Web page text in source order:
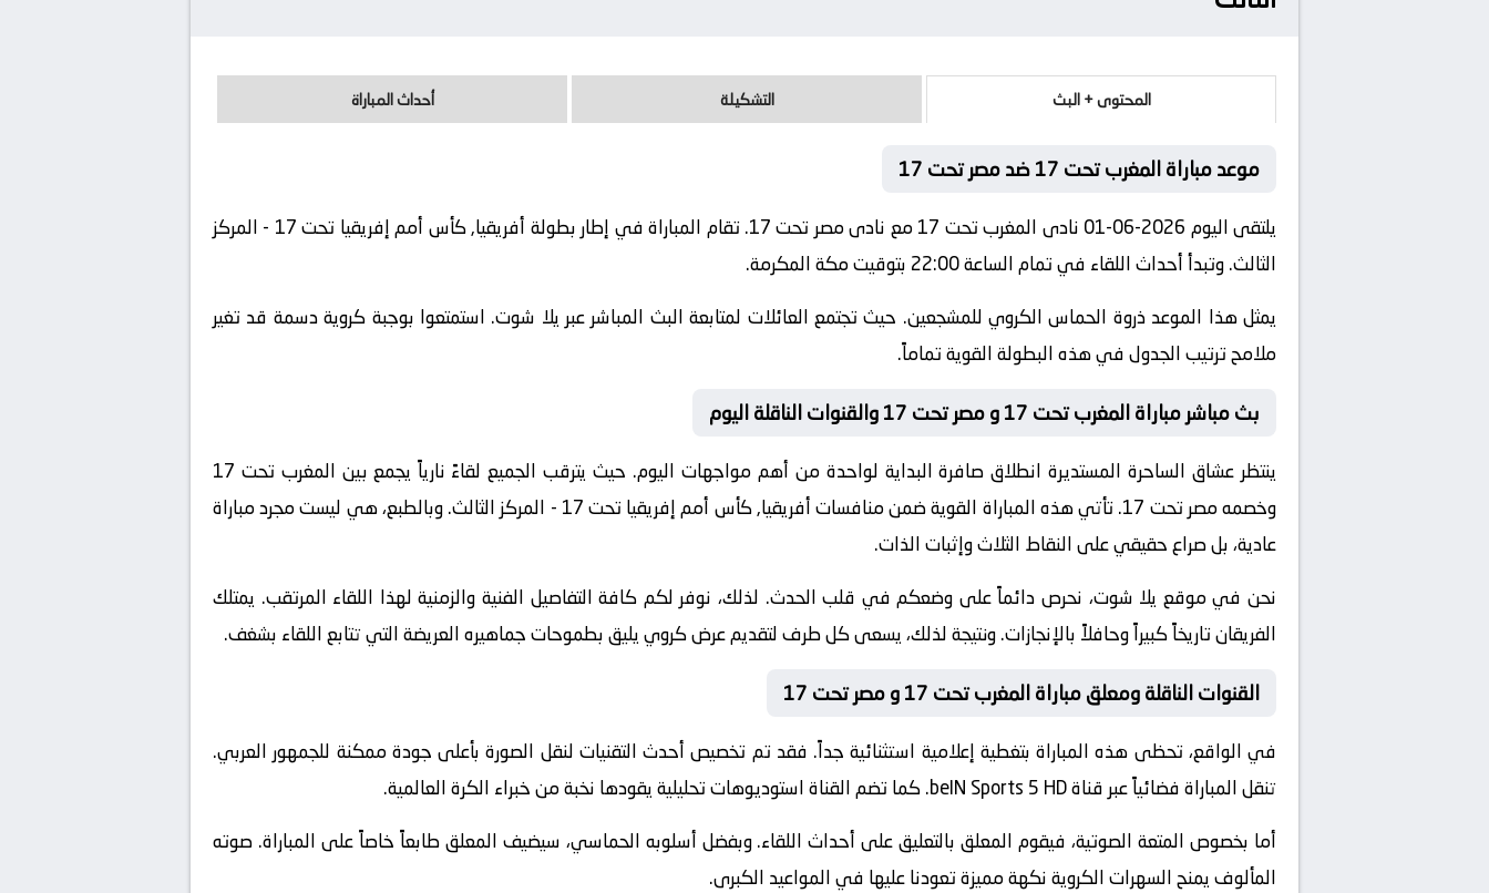
المحتوى + البث التشكيلة أحداث المباراة
موعد مباراة المغرب تحت 17 ضد مصر تحت 17
يلتقى اليوم 2026-06-01 نادى المغرب تحت 17 مع نادى مصر تحت 17. تقام المباراة في إطار بطولة أفريقيا, كأس أمم إفريقيا تحت 17 - المركز
الثالث. وتبدأ أحداث اللقاء في تمام الساعة 22:00 بتوقيت مكة المكرمة.
يمثل هذا الموعد ذروة الحماس الكروي للمشجعين. حيث تجتمع العائلات لمتابعة البث المباشر عبر يلا شوت. استمتعوا بوجبة كروية دسمة قد تغير
ملامح ترتيب الجدول في هذه البطولة القوية تماماً.
بث مباشر مباراة المغرب تحت 17 و مصر تحت 17 والقنوات الناقلة اليوم
ينتظر عشاق الساحرة المستديرة انطلاق صافرة البداية لواحدة من أهم مواجهات اليوم. حيث يترقب الجميع لقاءً نارياً يجمع بين المغرب تحت 17
وخصمهمصر تحت 17 . تأتي هذه المباراة القوية ضمن منافساتأفريقيا, كأس أمم إفريقيا تحت 17 - المركز الثالث
. وبالطبع، هي ليست مجرد مباراة
عادية، بل صراع حقيقي على النقاط الثلاث وإثبات الذات.
نحن في موقع يلا شوت، نحرص دائماً على وضعكم في قلب الحدث. لذلك، نوفر لكم كافة التفاصيل الفنية والزمنية لهذا اللقاء المرتقب. يمتلك
الفريقان تاريخاً كبيراً وحافلاً بالإنجازات. ونتيجة لذلك، يسعى كل طرف لتقديم عرض كروي يليق بطموحات جماهيره العريضة التي تتابع اللقاء بشغف.
القنوات الناقلة ومعلق مباراة المغرب تحت 17 و مصر تحت 17
في الواقع، تحظى هذه المباراة بتغطية إعلامية استثنائية جداً. فقد تم تخصيص أحدث التقنيات لنقل الصورة بأعلى جودة ممكنة للجمهور العربي.
تنقل المباراة فضائياً عبر قناةbeIN Sports 5 HD. كما تضم القناة استوديوهات تحليلية يقودها نخبة من خبراء الكرة العالمية.
أما بخصوص المتعة الصوتية، فيقوم المعلق بالتعليق على أحداث اللقاء. وبفضل أسلوبه الحماسي، سيضيف المعلق طابعاً خاصاً على المباراة. صوته
المألوف يمنح السهرات الكروية نكهة مميزة تعودنا عليها في المواعيد الكبرى.